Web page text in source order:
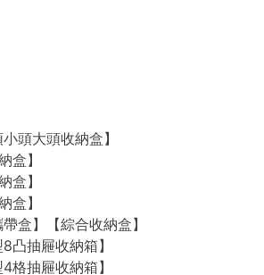
頭大頭收納盒】
】
】
】
盒】【綜合收納盒】
抽屜收納箱】
抽屜收納箱】